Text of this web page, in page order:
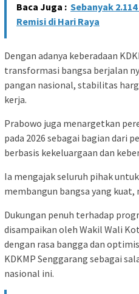
Baca Juga : Sebanyak
Remisi di Hari Raya
Dengan adanya keberadaan
transformasi bangsa berjalan
pangan nasional, stabilitas
kerja.
Prabowo juga menargetkan
pada 2026 sebagai bagian dari
berbasis kekeluargaan dan
Ia mengajak seluruh pihak
membangun bangsa yang kuat,
Dukungan penuh terhadap
disampaikan oleh Wakil Wali
dengan rasa bangga dan
KDKMP Senggarang sebagai
nasional ini.